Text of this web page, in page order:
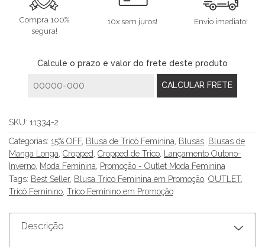
Compra 100%
segura!
10x sem juros! Envio imediato!
Calcule o prazo e valor do frete deste produto
SKU: 11334-2
Categorias: 15% OFF, Blusa de Tricô Feminina, Blusas, Blusas de
Manga Longa, Cropped, Cropped de Trico, Lançamento Outono-
Inverno, Moda Feminina, Promoção - Outlet Moda Feminina
Tags: Best Seller, Blusa Trico Feminina em Promoção, OUTLET,
Tricô Feminino, Trico Feminino em Promoção
Descrição